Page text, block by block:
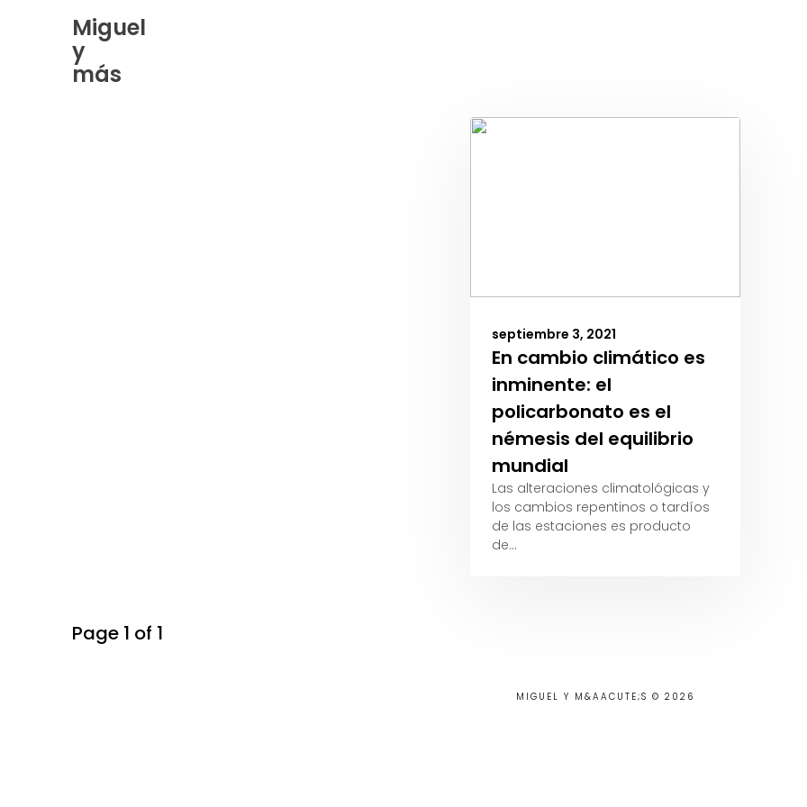
Skip
to
Miguel
y
más
septiembre 3, 2021
En cambio climático es
inminente: el
policarbonato es el
némesis del equilibrio
mundial
Las alteraciones climatológicas y
los cambios repentinos o tardíos
de las estaciones es producto
de…
Page 1 of 1
MIGUEL Y M&AACUTE;S © 2026